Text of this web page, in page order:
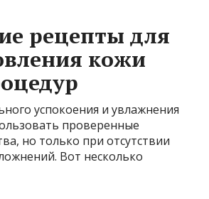
рецепты для
кожи
успокоения и увлажнения
проверенные
но только при отсутствии
Вот несколько